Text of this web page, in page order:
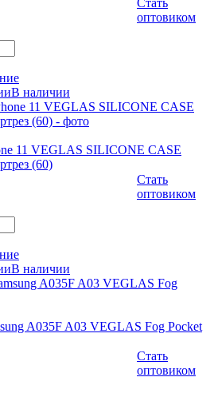
Стать
оптовиком
В наличии
11 VEGLAS SILICONE CASE
(60)
Стать
оптовиком
В наличии
A035F A03 VEGLAS Fog Pocket
Стать
оптовиком